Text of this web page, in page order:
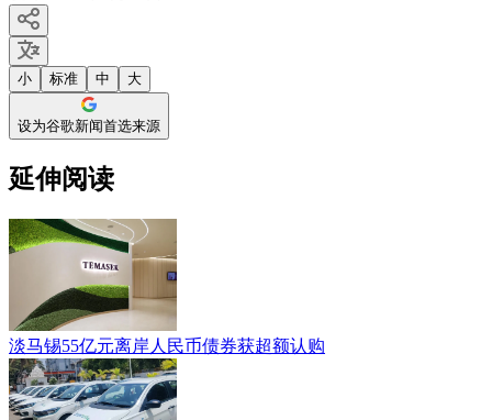
小 标准 中 大
设为谷歌新闻首选来源
延伸阅读
淡马锡55亿元离岸人民币债券获超额认购